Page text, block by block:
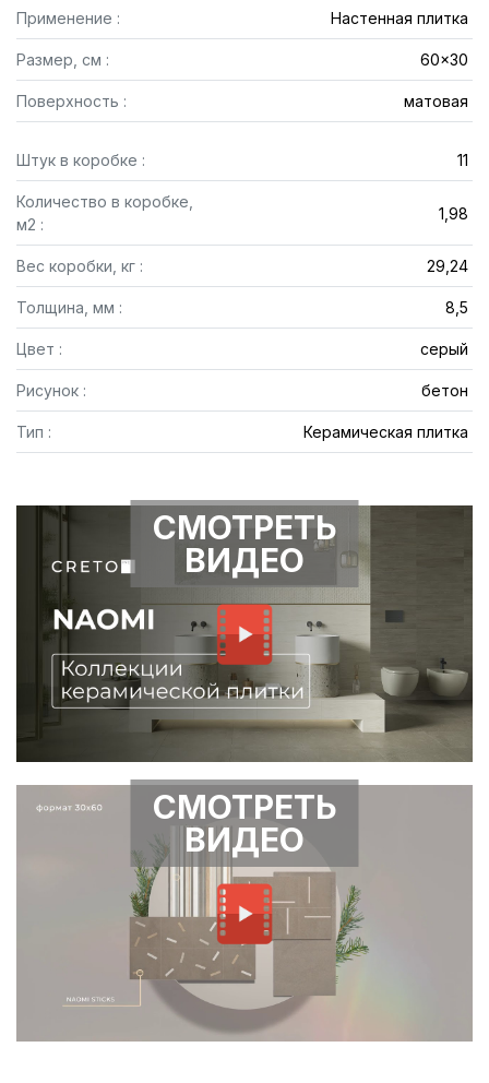
Применение : Настенная плитка
Размер, см : 60x30
Поверхность : матовая
Штук в коробке : 11
Количество в коробке,
м2 :
1,98
Вес коробки, кг : 29,24
Толщина, мм : 8,5
Цвет : серый
Рисунок : бетон
Тип : Керамическая плитка
СМОТРЕТЬ
ВИДЕО
СМОТРЕТЬ
ВИДЕО